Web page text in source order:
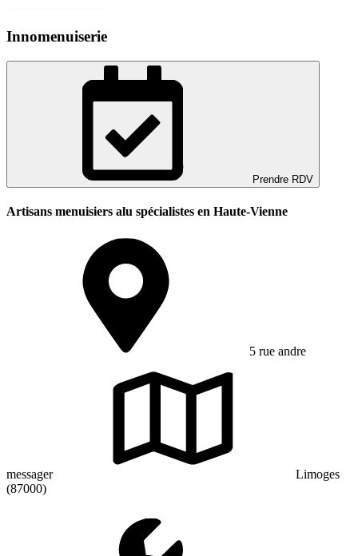
Innomenuiserie
Prendre RDV
Artisans menuisiers alu spécialistes en Haute-Vienne
5 rue andre
messager
Limoges
(87000)